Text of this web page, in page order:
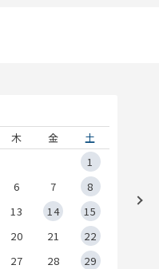
木 金
土
1
6 7
8
13 14
15
20 21
22
27 28
29